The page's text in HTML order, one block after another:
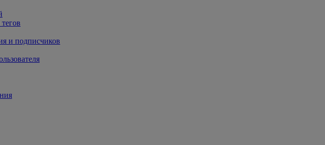
и подписчиков